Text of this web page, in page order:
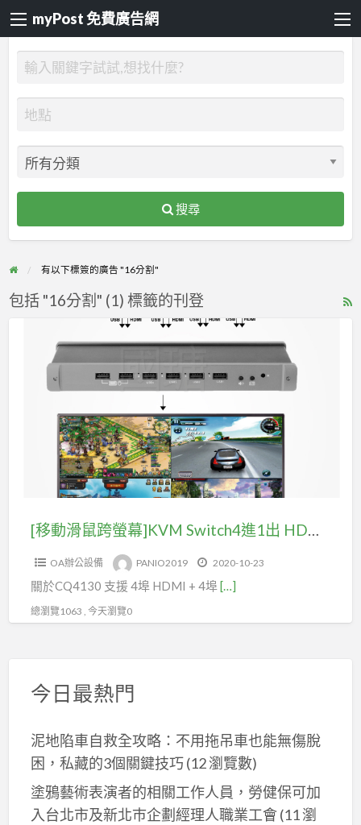
myPost 免費廣告網
搜尋
有以下標簽的廣告 "16分割"
包括 "16分割" (1) 標籤的刊登
幕]KVM
HDMI+USB
KVM
[移動滑鼠跨螢幕]KVM Switch4進1出 HDMI+USB KVM鍵盤滑鼠電腦主機切換器
OA辦公設備 PANIO2019 2020-10-23
關於CQ4130 支援 4埠 HDMI + 4埠[…]
總瀏覽1063 , 今天瀏覽0
今日最熱門
泥地陷車自救全攻略：不用拖吊車也能無傷脫
困，私藏的3個關鍵技巧(12 瀏覽數)
塗鴉藝術表演者的相關工作人員，勞健保可加
入台北市及新北巿企劃經理人職業工會 (11 瀏